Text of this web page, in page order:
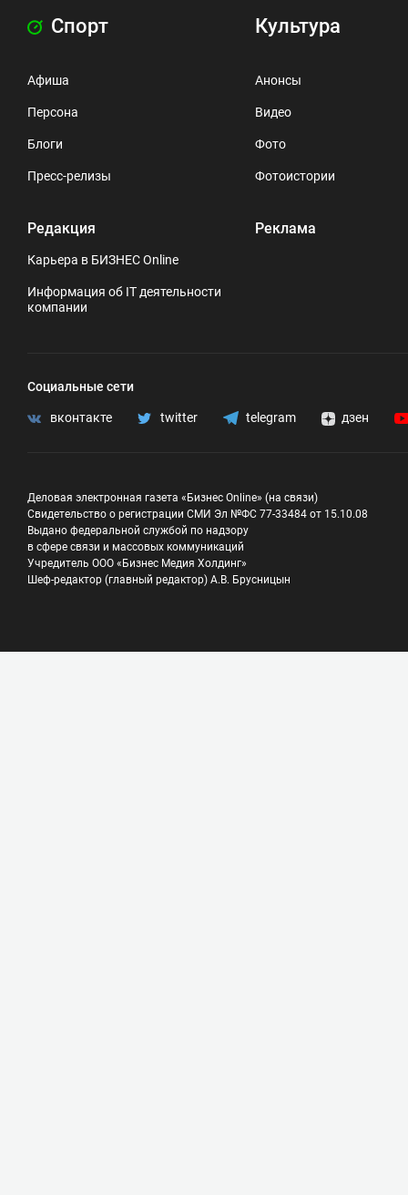
Спорт
Афиша
Персона
Блоги
Пресс-релизы
Редакция
Карьера в БИЗНЕС Online
Информация об IT деятельности
компании
Культура
Анонсы
Видео
Фото
Фотоистории
Реклама
Социальные сети
вконтакте twitter telegram дзен
Деловая электронная газета «Бизнес Online» (на связи)
Свидетельство о регистрации СМИ Эл №ФС 77-33484 от 15.10.08
Выдано федеральной службой по надзору
в сфере связи и массовых коммуникаций
Учредитель ООО «Бизнес Медия Холдинг»
Шеф-редактор (главный редактор) А.В. Брусницын